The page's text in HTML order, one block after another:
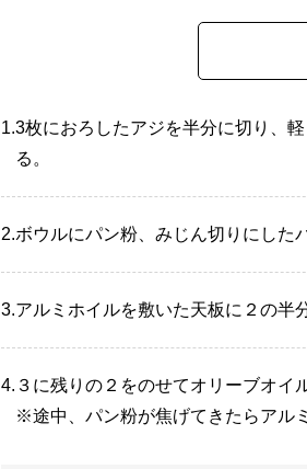
1.3枚におろしたアジを半分に切り、
る。
2.ボウルにパン粉、みじん切りにした
3.アルミホイルを敷いた天板に２の半
4. ３に残りの２をのせてオリーブオイ
※途中、パン粉が焦げてきたらアル